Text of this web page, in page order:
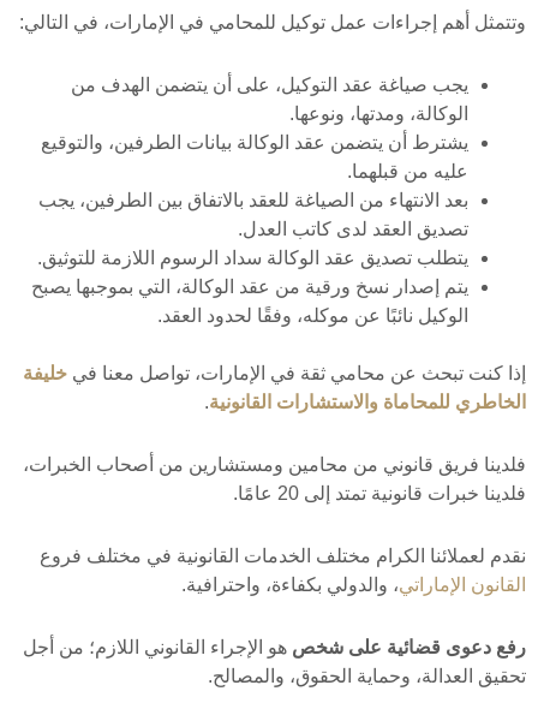
وتتمثل أهم إجراءات عمل توكيل للمحامي في الإمارات، في التالي:
يجب صياغة عقد التوكيل، على أن يتضمن الهدف من
الوكالة، ومدتها، ونوعها.
يشترط أن يتضمن عقد الوكالة بيانات الطرفين، والتوقيع
عليه من قبلهما.
بعد الانتهاء من الصياغة للعقد بالاتفاق بين الطرفين، يجب
تصديق العقد لدى كاتب العدل.
يتطلب تصديق عقد الوكالة سداد الرسوم اللازمة للتوثيق.
يتم إصدار نسخ ورقية من عقد الوكالة، التي بموجبها يصبح
الوكيل نائبًا عن موكله، وفقًا لحدود العقد.
إذا كنت تبحث عن محامي ثقة في الإمارات، تواصل معنا في خليفة
الخاطري للمحاماة والاستشارات القانونية.
فلدينا فريق قانوني من محامين ومستشارين من أصحاب الخبرات،
فلدينا خبرات قانونية تمتد إلى 20 عامًا.
نقدم لعملائنا الكرام مختلف الخدمات القانونية في مختلف فروع
القانون الإماراتي، والدولي بكفاءة، واحترافية.
رفع دعوى قضائية على شخص هو الإجراء القانوني اللازم؛ من أجل
تحقيق العدالة، وحماية الحقوق، والمصالح.